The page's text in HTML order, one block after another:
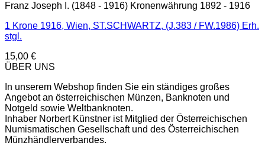
Franz Joseph I. (1848 - 1916) Kronenwährung 1892 - 1916
1 Krone 1916, Wien, ST.SCHWARTZ, (J.383 / FW.1986) Erh.
stgl.
15,00 €
ÜBER UNS
In unserem Webshop finden Sie ein ständiges großes
Angebot an österreichischen Münzen, Banknoten und
Notgeld sowie Weltbanknoten.
Inhaber Norbert Künstner ist Mitglied der Österreichischen
Numismatischen Gesellschaft und des Österreichischen
Münzhändlerverbandes.